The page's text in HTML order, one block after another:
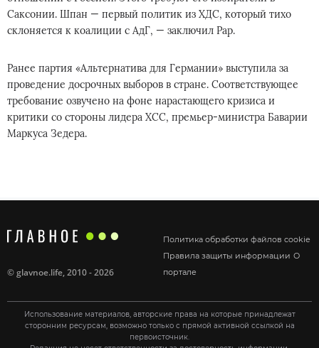
Саксонии. Шпан — первый политик из ХДС, который тихо
склоняется к коалиции с АдГ, — заключил Рар.
Ранее партия «Альтернатива для Германии» выступила за
проведение досрочных выборов в стране. Соответствующее
требование озвучено на фоне нарастающего кризиса и
критики со стороны лидера ХСС, премьер-министра Баварии
Маркуса Зедера.
Политика обработки файлов cookie
Правила защиты информации О
портале
©glavnoe.life, 2010 - 2026
Использование материалов, авторские права на которые принадлежат
сторонним ресурсам, возможно только с прямой активной ссылкой на
первоисточник.